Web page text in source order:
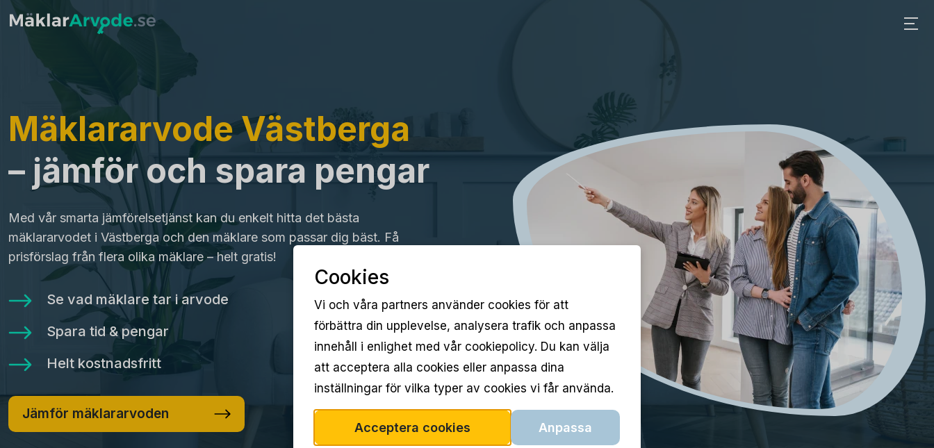
Mäklararvode Västberga
– jämför och spara pengar
Med vår smarta jämförelsetjänst kan du enkelt hitta det bästa
mäklararvodet i Västberga och den mäklare som passar dig bäst. Få
prisförslag från flera olika mäklare – helt gratis!
Se vad mäklare tar i arvode
Spara tid & pengar
Helt kostnadsfritt
Jämför mäklararvoden
Cookies
Vi och våra partners använder cookies för att
förbättra din upplevelse, analysera trafik och anpassa
innehåll i enlighet med vår cookiepolicy. Du kan välja
att acceptera alla cookies eller anpassa dina
inställningar för vilka typer av cookies vi får använda.
Acceptera cookies Anpassa